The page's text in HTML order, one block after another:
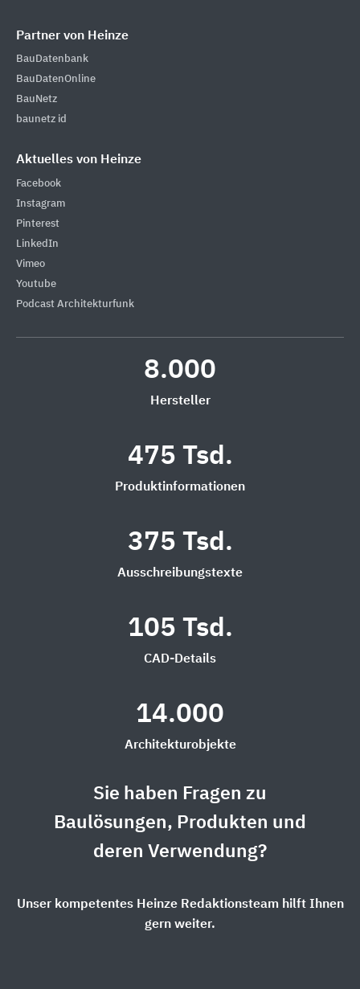
Partner von Heinze
BauDatenbank
BauDatenOnline
BauNetz
baunetz id
Aktuelles von Heinze
Facebook
Instagram
Pinterest
LinkedIn
Vimeo
Youtube
Podcast Architekturfunk
8.000
Hersteller
475 Tsd.
Produktinformationen
375 Tsd.
Ausschreibungstexte
105 Tsd.
CAD-Details
14.000
Architekturobjekte
Sie haben Fragen zu
Baulösungen, Produkten und
deren Verwendung?
Unser kompetentes Heinze Redaktionsteam hilft Ihnen
gern weiter.